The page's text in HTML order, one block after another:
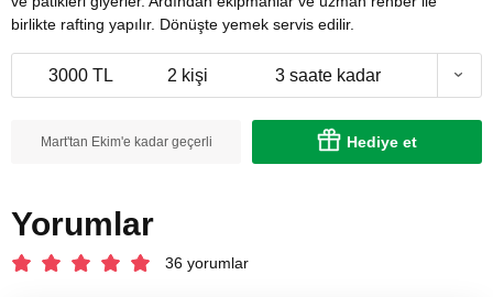
birlikte rafting yapılır. Dönüşte yemek servis edilir.
3000 TL 2 kişi 3 saate kadar
Mart'tan Ekim'e kadar geçerli Hediye et
Yorumlar
36 yorumlar